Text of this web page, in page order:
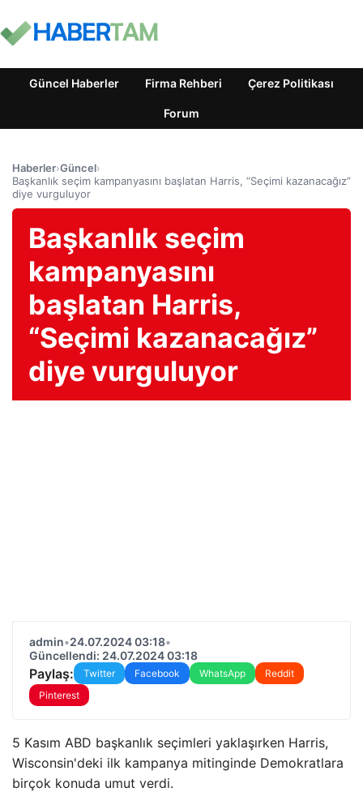
Güncel Haberler Firma Rehberi Çerez Politikası
Forum
Haberler›Güncel›
Başkanlık seçim kampanyasını başlatan Harris, “Seçimi kazanacağız”
diye vurguluyor
Başkanlık seçim
kampanyasını
başlatan Harris,
“Seçimi kazanacağız”
diye vurguluyor
admin•24.07.2024 03:18•
Güncellendi: 24.07.2024 03:18
Paylaş: Twitter Facebook WhatsApp
Reddit
Pinterest
5 Kasım ABD başkanlık seçimleri yaklaşırken Harris,
Wisconsin'deki ilk kampanya mitinginde Demokratlara
birçok konuda umut verdi.